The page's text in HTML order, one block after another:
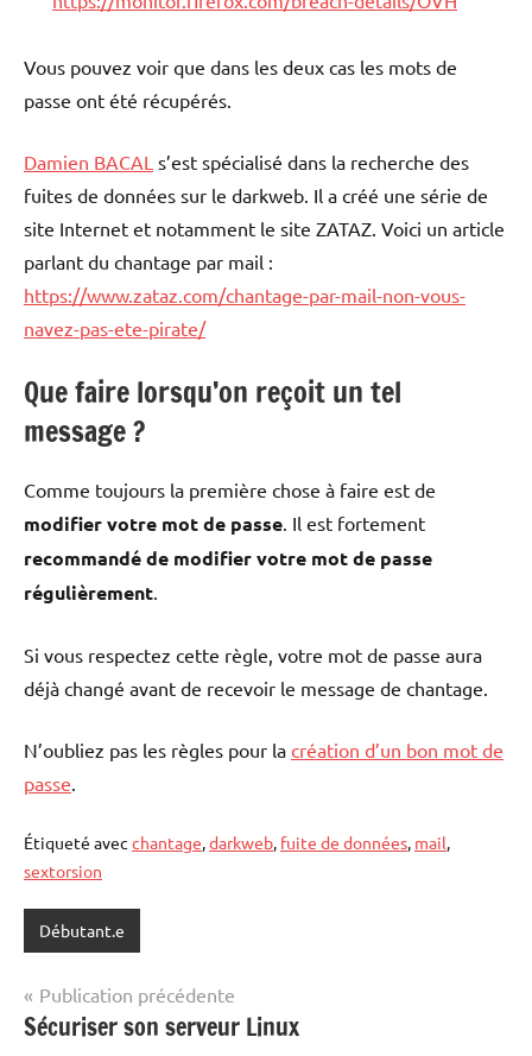
Vous pouvez voir que dans les deux cas les mots de
passe ont été récupérés.
Damien BACAL s’est spécialisé dans la recherche des
fuites de données sur le darkweb. Il a créé une série de
site Internet et notamment le site ZATAZ. Voici un article
parlant du chantage par mail :
https://www.zataz.com/chantage-par-mail-non-vous-
navez-pas-ete-pirate/
Que faire lorsqu’on reçoit un tel
message ?
Comme toujours la première chose à faire est de
modifier votre mot de passe . Il est fortement
recommandé de modifier votre mot de passe
régulièrement
Si vous respectez cette règle, votre mot de passe aura
déjà changé avant de recevoir le message de chantage.
N’oubliez pas les règles pour la création d’un bon mot de
passe
Étiqueté avec chantage,darkweb, fuite de données, mail,
sextorsion
Débutant.e
Navigation
de
Publication précédente
Sécuriser son serveur Linux